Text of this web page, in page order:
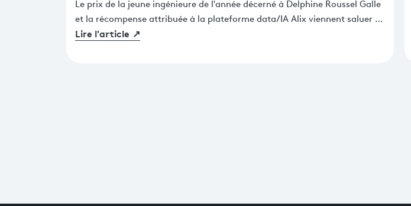
Le prix de la jeune ingénieure de l'année décerné à Delphine Roussel Galle
et la récompense attribuée à la plateforme data/IA Alix viennent saluer le
travail engagé par les équipes de France Télévisions.
Lire l'article ↗